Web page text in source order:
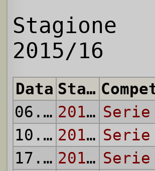
Stagione
2015/16
Data Stagione
06.01
2015/16 Serie
10.01
2015/16 Serie
17.01
2015/16 Serie